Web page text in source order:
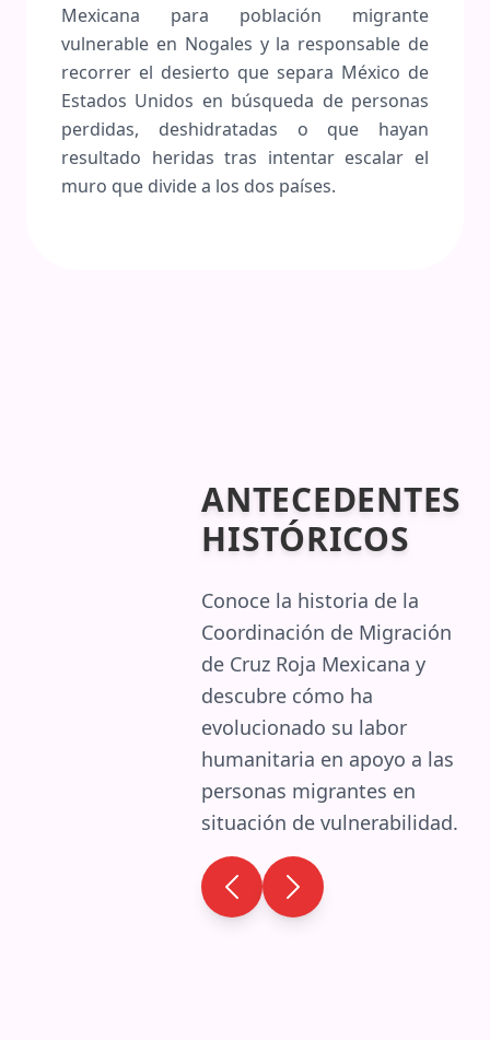
Mexicana para población migrante
vulnerable en Nogales y la responsable de
recorrer el desierto que separa México de
Estados Unidos en búsqueda de personas
perdidas, deshidratadas o que hayan
resultado heridas tras intentar escalar el
muro que divide a los dos países.
ANTECEDENTES
HISTÓRICOS
Conoce la historia de la
Coordinación de Migración
de Cruz Roja Mexicana y
descubre cómo ha
evolucionado su labor
humanitaria en apoyo a las
personas migrantes en
situación de vulnerabilidad.